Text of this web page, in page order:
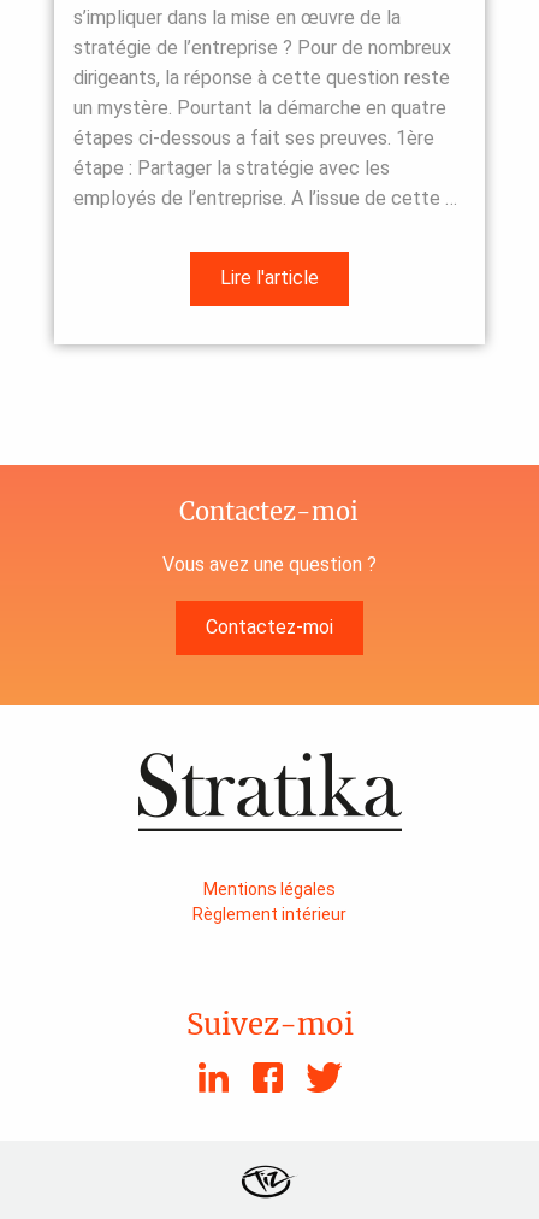
s’impliquer dans la mise en œuvre de la
stratégie de l’entreprise ? Pour de nombreux
dirigeants, la réponse à cette question reste
un mystère. Pourtant la démarche en quatre
étapes ci-dessous a fait ses preuves. 1ère
étape : Partager la stratégie avec les
employés de l’entreprise. A l’issue de cette …
Lire l'article
Contactez-moi
Vous avez une question ?
Contactez-moi
Mentions légales
Règlement intérieur
Suivez-moi